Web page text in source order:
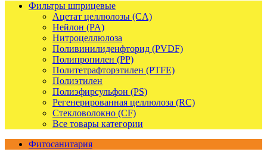
Фильтры шприцевые
Ацетат целлюлозы (CA)
Нейлон (PA)
Нитроцеллюлоза
Поливинилиденфторид (PVDF)
Полипропилен (PP)
Политетрафторэтилен (PTFE)
Полиэтилен
Полиэфирсульфон (PS)
Регенерированная целлюлоза (RC)
Стекловолокно (CF)
Все товары категории
Фитосанитария